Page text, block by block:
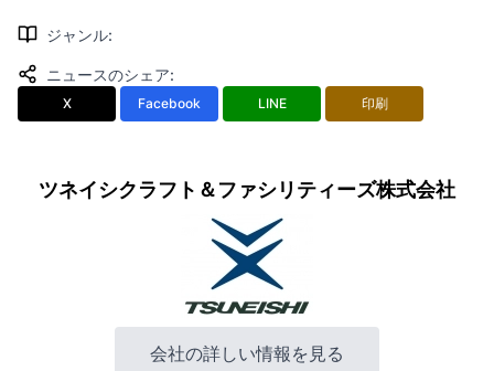
ジャンル:
ニュースのシェア:
X Facebook LINE 印刷
ツネイシクラフト＆ファシリティーズ株式会社
会社の詳しい情報を見る